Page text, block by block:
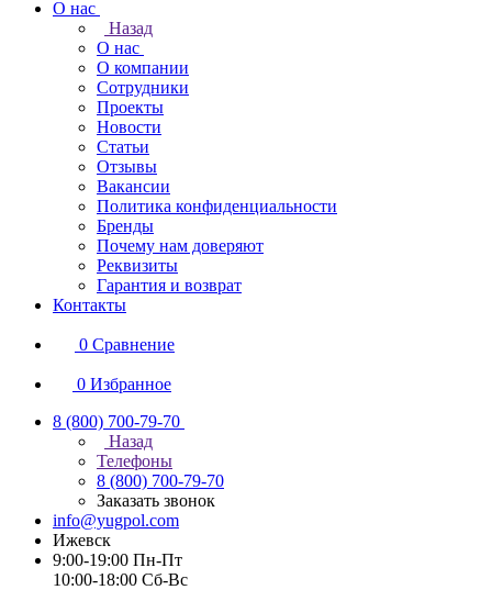
О нас
Назад
О нас
О компании
Сотрудники
Проекты
Новости
Статьи
Отзывы
Вакансии
Политика конфиденциальности
Бренды
Почему нам доверяют
Реквизиты
Гарантия и возврат
Контакты
0 Сравнение
0 Избранное
8 (800) 700-79-70
Назад
Телефоны
8 (800) 700-79-70
Заказать звонок
info@yugpol.com
Ижевск
9:00-19:00 Пн-Пт
10:00-18:00 Cб-Вс